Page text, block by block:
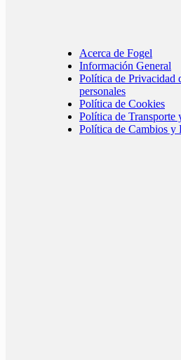
Acerca de Fogel
Información General
Política de Privacidad
personales
Política de Cookies
Política de Transporte
Política de Cambios y